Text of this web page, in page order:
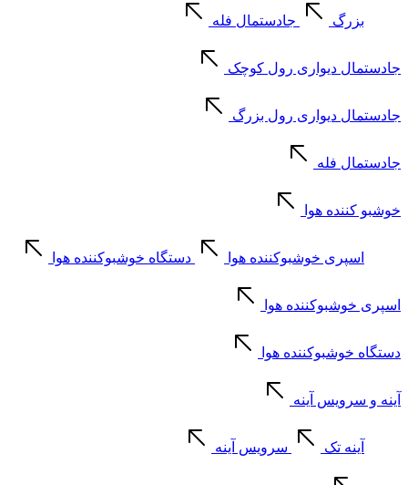
بزرگ جادستمال فله
جادستمال دیواری رول کوچک
جادستمال دیواری رول بزرگ
جادستمال فله
خوشبو کننده هوا
اسپری خوشبوکننده هوا دستگاه خوشبوکننده هوا
اسپری خوشبوکننده هوا
دستگاه خوشبوکننده هوا
آینه و سرویس آینه
آینه تک سرویس آینه